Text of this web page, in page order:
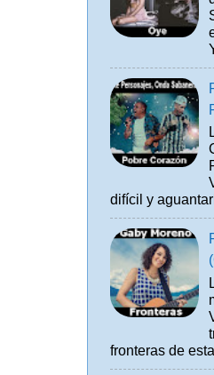
difícil y
fronteras de